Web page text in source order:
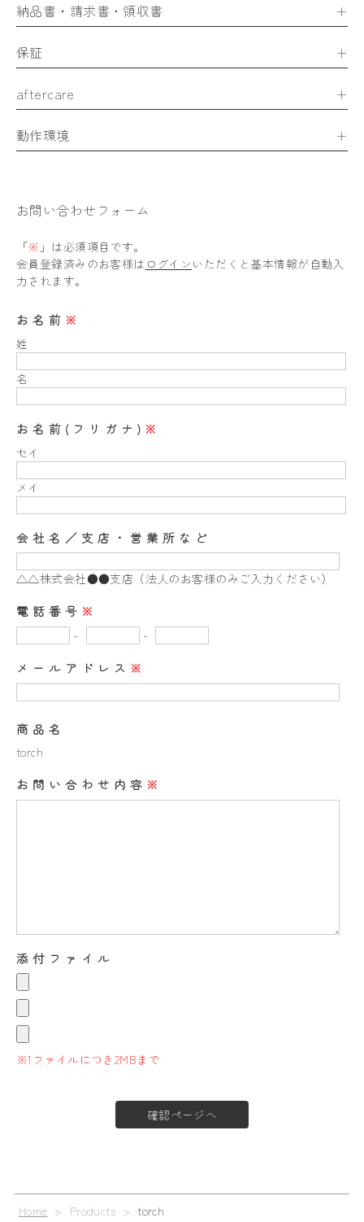
納品書・請求書・領収書
保証
aftercare
動作環境
お問い合わせフォーム
「※ 」は必須項目です。
会員登録済みのお客様は ログイン いただくと基本情報が自動入
力されます。
お名前 ※
姓
名
お名前(フリガナ) ※
セイ
メイ
会社名／支店・営業所など
△△株式会社●●支店（法人のお客様のみご入力ください）
電話番号 ※
-
-
メールアドレス ※
商品名
torch
お問い合わせ内容 ※
添付ファイル
※1ファイルにつき2MBまで
Home > Products > torch